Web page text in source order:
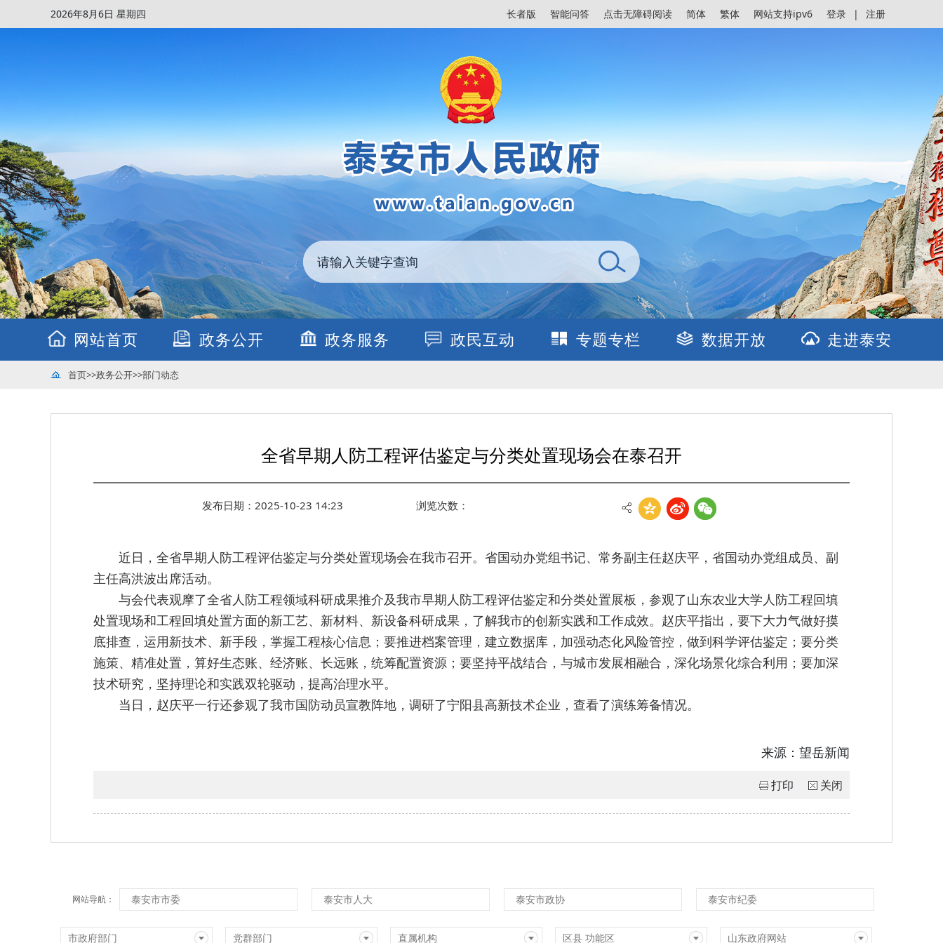
2026年8月6日 星期四 登录 | 注册
长者版 智能问答 点击无障碍阅读 简体 繁体 网站支持ipv6
网站首页 政务公开 政务服务 政民互动 专题专栏 数据开放 走进泰安
首页>>政务公开>>部门动态
全省早期人防工程评估鉴定与分类处置现场会在泰召开
发布日期：2025-10-23 14:23 浏览次数：
近日，全省早期人防工程评估鉴定与分类处置现场会在我市召开。省国动办党组书记、常务副主任赵庆平，省国动办党组成员、副
主任高洪波出席活动。
与会代表观摩了全省人防工程领域科研成果推介及我市早期人防工程评估鉴定和分类处置展板，参观了山东农业大学人防工程回填
处置现场和工程回填处置方面的新工艺、新材料、新设备科研成果，了解我市的创新实践和工作成效。赵庆平指出，要下大力气做好摸
底排查，运用新技术、新手段，掌握工程核心信息；要推进档案管理，建立数据库，加强动态化风险管控，做到科学评估鉴定；要分类
施策、精准处置，算好生态账、经济账、长远账，统筹配置资源；要坚持平战结合，与城市发展相融合，深化场景化综合利用；要加深
技术研究，坚持理论和实践双轮驱动，提高治理水平。
当日，赵庆平一行还参观了我市国防动员宣教阵地，调研了宁阳县高新技术企业，查看了演练筹备情况。
来源： 望岳新闻
关闭
打印
网站导航： 泰安市市委 泰安市人大 泰安市政协 泰安市纪委
市政府部门 党群部门 直属机构 区县 功能区 山东政府网站